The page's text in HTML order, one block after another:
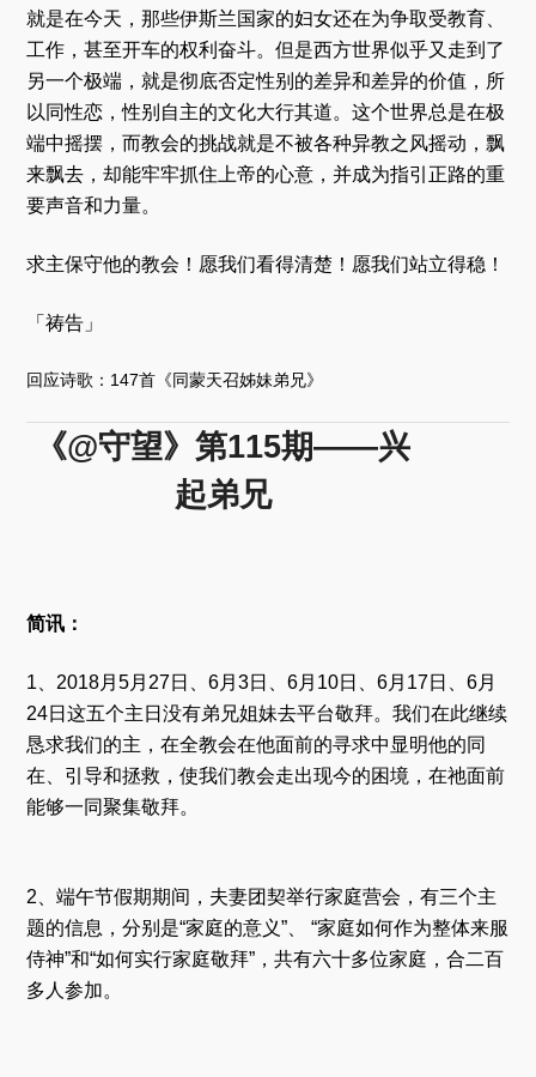
就是在今天，那些伊斯兰国家的妇女还在为争取受教育、
工作，甚至开车的权利奋斗。但是西方世界似乎又走到了
另一个极端，就是彻底否定性别的差异和差异的价值，所
以同性恋，性别自主的文化大行其道。这个世界总是在极
端中摇摆，而教会的挑战就是不被各种异教之风摇动，飘
来飘去，却能牢牢抓住上帝的心意，并成为指引正路的重
要声音和力量。
求主保守他的教会！愿我们看得清楚！愿我们站立得稳！
「祷告」
回应诗歌：147首《同蒙天召姊妹弟兄》
《@守望》第115期——兴
起弟兄
简讯：
1、2018月5月27日、6月3日、6月10日、6月17日、6月
24日这五个主日没有弟兄姐妹去平台敬拜。我们在此继续
恳求我们的主，在全教会在他面前的寻求中显明他的同
在、引导和拯救，使我们教会走出现今的困境，在祂面前
能够一同聚集敬拜。
2、端午节假期期间，夫妻团契举行家庭营会，有三个主
题的信息，分别是“家庭的意义”、 “家庭如何作为整体来服
侍神”和“如何实行家庭敬拜”，共有六十多位家庭，合二百
多人参加。